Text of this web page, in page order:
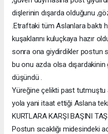
dişlerinin dışarda olduğunu
.Etraftaki tüm Aslanlara baktı
kuşaklarını kuluçkaya hazır
sonra ona giydirdikler postun
bu onu azda olsa dışardakinin
düşündü .
Yüreğine çelikti past tutmuştu
yola yani itaat ettiği Aslana
KURTLARA KARŞI BAŞINI
Postun sıcaklığı midesindeki